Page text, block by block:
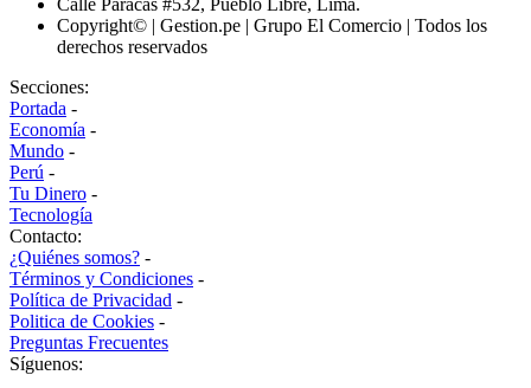
Copyright© | Gestion.pe | Grupo El Comercio | Todos los
derechos reservados
Secciones:
Portada -
Economía -
Mundo -
Perú -
Tu Dinero -
Tecnología
Contacto:
¿Quiénes somos? -
Términos y Condiciones -
Política de Privacidad -
Politica de Cookies -
Preguntas Frecuentes
Síguenos: